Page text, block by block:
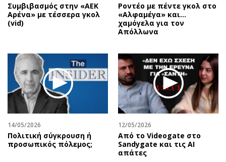
Συμβιβασμός στην «ΑΕΚ
Αρένα» με τέσσερα γκολ
(vid)
Ροντέο με πέντε γκολ στο
«Αλφαμέγα» και…
χαμόγελα για τον
Απόλλωνα
14/05/2026
Πολιτική σύγκρουση ή
προσωπικός πόλεμος;
12/05/2026
Από το Videogate στο
Sandygate και τις AI
απάτες